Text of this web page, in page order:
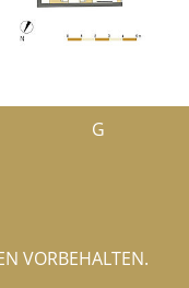
G
VORBEHALTEN.